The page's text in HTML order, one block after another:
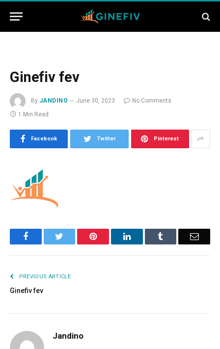
Ginefiv fev
By JANDINO June 30, 2023
No Comments
1 Min Read
Facebook Twitter Pinterest
Facebook Pinterest LinkedIn Email
PREVIOUS ARTICLE
Ginefiv fev
Jandino